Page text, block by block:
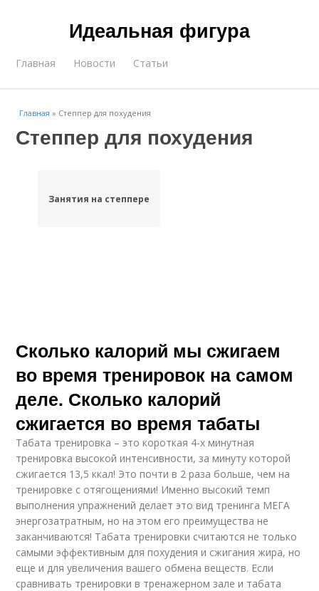
Идеальная фигура
Главная Новости Статьи
Главная » Степпер для похудения
Степпер для похудения
Занятия на степпере
Сколько калорий мы сжигаем
во время тренировок на самом
деле. Сколько калорий
сжигается во время табаты
Табата тренировка – это короткая 4-х минутная
тренировка высокой интенсивности, за минуту которой
сжигается 13,5 ккал! Это почти в 2 раза больше, чем на
тренировке с отягощениями! Именно высокий темп
выполнения упражнений делает это вид тренинга МЕГА
энергозатратным, но на этом его преимущества не
заканчиваются! Табата тренировки считаются не только
самыми эффективным для похудения и сжигания жира, но
еще и для увеличения вашего обмена веществ. Если
сравнивать тренировки в тренажерном зале и табата